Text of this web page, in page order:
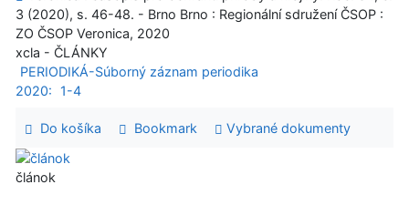
3 (2020), s. 46-48. - Brno Brno : Regionální sdružení ČSOP :
ZO ČSOP Veronica, 2020
xcla - ČLÁNKY
PERIODIKÁ-Súborný záznam periodika
2020:
1-4
Do košíka Bookmark Vybrané dokumenty
článok